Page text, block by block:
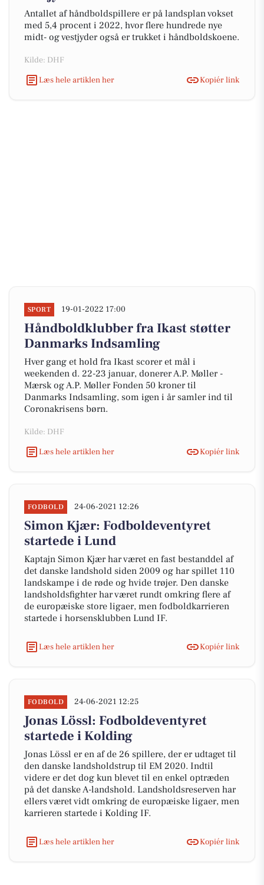
Antallet af håndboldspillere er på landsplan vokset
med 5,4 procent i 2022, hvor flere hundrede nye
midt- og vestjyder også er trukket i håndboldskoene.
Kilde: DHF
Læs hele artiklen her
Kopiér link
SPORT 19-01-2022 17:00
Håndboldklubber fra Ikast støtter
Danmarks Indsamling
Hver gang et hold fra Ikast scorer et mål i
weekenden d. 22-23 januar, donerer A.P. Møller -
Mærsk og A.P. Møller Fonden 50 kroner til
Danmarks Indsamling, som igen i år samler ind til
Coronakrisens børn.
Kilde: DHF
Læs hele artiklen her
Kopiér link
FODBOLD 24-06-2021 12:26
Simon Kjær: Fodboldeventyret
startede i Lund
Kaptajn Simon Kjær har været en fast bestanddel af
det danske landshold siden 2009 og har spillet 110
landskampe i de røde og hvide trøjer. Den danske
landsholdsfighter har været rundt omkring flere af
de europæiske store ligaer, men fodboldkarrieren
startede i horsensklubben Lund IF.
Læs hele artiklen her Kopiér link
FODBOLD 24-06-2021 12:25
Jonas Lössl: Fodboldeventyret
startede i Kolding
Jonas Lössl er en af de 26 spillere, der er udtaget til
den danske landsholdstrup til EM 2020. Indtil
videre er det dog kun blevet til en enkel optræden
på det danske A-landshold. Landsholdsreserven har
ellers været vidt omkring de europæiske ligaer, men
karrieren startede i Kolding IF.
Læs hele artiklen her Kopiér link